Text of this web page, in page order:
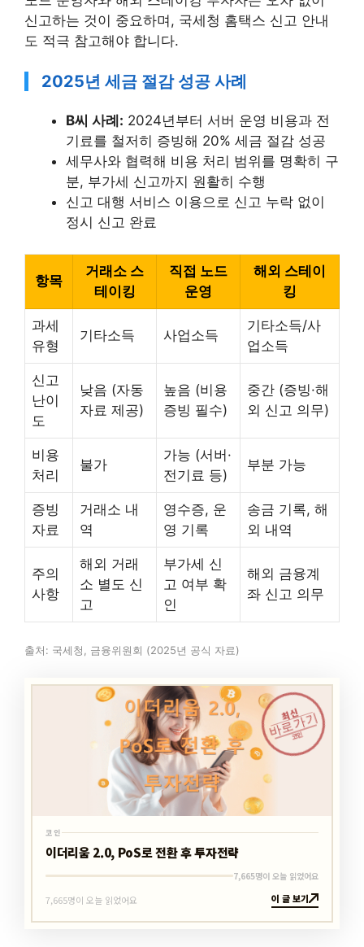
신고하는 것이 중요하며, 국세청 홈택스 신고 안내
도 적극 참고해야 합니다.
2025년 세금 절감 성공 사례
B씨 사례: 2024년부터 서버 운영 비용과 전
기료를 철저히 증빙해 20% 세금 절감 성공
세무사와 협력해 비용 처리 범위를 명확히 구
분, 부가세 신고까지 원활히 수행
신고 대행 서비스 이용으로 신고 누락 없이
정시 신고 완료
항목
거래소 스
테이킹
직접 노드
운영
해외 스테이
킹
과세
유형
기타소득 사업소득
기타소득/사
업소득
신고
난이
도
낮음 (자동
자료 제공)
높음 (비용
증빙 필수)
중간 (증빙·해
외 신고 의무)
비용
처리
불가
가능 (서버·
전기료 등)
부분 가능
증빙
자료
거래소 내
역
영수증, 운
영 기록
송금 기록, 해
외 내역
주의
사항
해외 거래
소 별도 신
고
부가세 신
고 여부 확
인
해외 금융계
좌 신고 의무
출처: 국세청, 금융위원회 (2025년 공식 자료)
최신
바로가기
코인
코인
이더리움 2.0, PoS로 전환 후 투자전략
7,665명이 오늘 읽었어요
7,665명이 오늘 읽었어요 이 글 보기